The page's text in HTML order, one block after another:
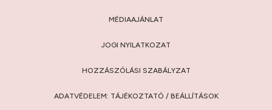
MÉDIAAJÁNLAT
JOGI NYILATKOZAT
HOZZÁSZÓLÁSI SZABÁLYZAT
ADATVÉDELEM: TÁJÉKOZTATÓ / BEÁLLÍTÁSOK